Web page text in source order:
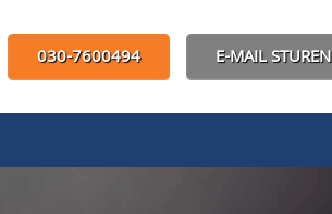
030-7600494 E-MAIL STUREN